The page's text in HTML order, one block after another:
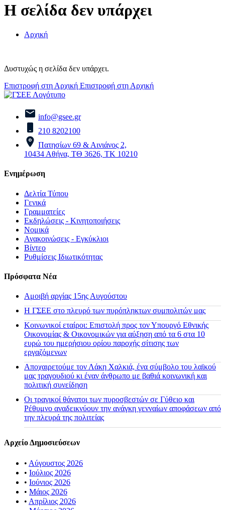
Η σελίδα δεν υπάρχει
Αρχική
Δυστυχώς η σελίδα δεν υπάρχει.
Επιστροφή στη Αρχική Επιστροφή στη Αρχική
info@gsee.gr
210 8202100
Πατησίων 69 & Αινιάνος 2,
10434 Αθήνα, ΤΘ 3626, ΤΚ 10210
Ενημέρωση
Δελτία Τύπου
Γενικά
Γραμματείες
Εκδηλώσεις - Κινητοποιήσεις
Νομικά
Ανακοινώσεις - Εγκύκλιοι
Βίντεο
Ρυθμίσεις Ιδιωτικότητας
Πρόσφατα Νέα
Αμοιβή αργίας 15ης Αυγούστου
H ΓΣΕΕ στο πλευρό των πυρόπληκτων συμπολιτών μας
Κοινωνικοί εταίροι: Επιστολή προς τον Υπουργό Εθνικής
Οικονομίας & Οικονομικών για αύξηση από τα 6 στα 10
ευρώ του ημερήσιου ορίου παροχής σίτισης των
εργαζόμενων
Αποχαιρετούμε τον Λάκη Χαλκιά, ένα σύμβολο του λαϊκού
μας τραγουδιού κι έναν άνθρωπο με βαθιά κοινωνική και
πολιτική συνείδηση
Οι τραγικοί θάνατοι των πυροσβεστών σε Γύθειο και
Ρέθυμνο αναδεικνύουν την ανάγκη γενναίων αποφάσεων από
την πλευρά της πολιτείας
Αρχείο Δημοσιεύσεων
• Αύγουστος 2026
• Ιούλιος 2026
• Ιούνιος 2026
• Μάιος 2026
• Απρίλιος 2026